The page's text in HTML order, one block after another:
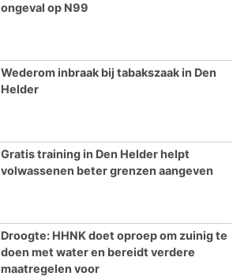
ongeval op N99
Wederom inbraak bij tabakszaak in Den
Helder
Gratis training in Den Helder helpt
volwassenen beter grenzen aangeven
Droogte: HHNK doet oproep om zuinig te
doen met water en bereidt verdere
maatregelen voor